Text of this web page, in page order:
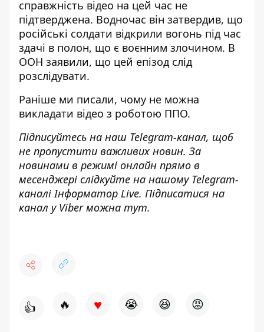
справжність відео на цей час не
підтверджена. Водночас він затвердив, що
російські солдати відкрили вогонь під час
здачі в полон, що є воєнним злочином. В
ООН заявили, що цей епізод слід
розслідувати.
Раніше ми писали, чому не можна
викладати відео з роботою ППО.
Підписуйтесь на наш Telegram-канал, щоб
не пропустити важливих новин. За
новинами в режимі онлайн прямо в
месенджері слідкуйте на нашому Telegram-
каналіІнформатор Live. Підписатися на
канал у Viber можна тут.
👍 🔥 ♥ 😭 😆 😡